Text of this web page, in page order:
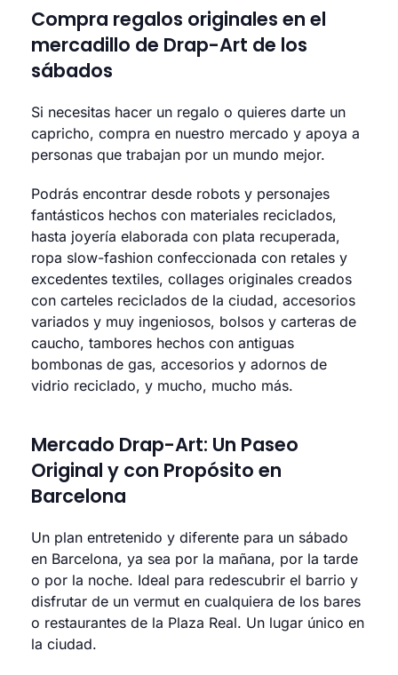
Compra regalos originales en el
mercadillo de Drap-Art de los
sábados
Si necesitas hacer un regalo o quieres darte un
capricho, compra en nuestro mercado y apoya a
personas que trabajan por un mundo mejor.
Podrás encontrar desde robots y personajes
fantásticos hechos con materiales reciclados,
hasta joyería elaborada con plata recuperada,
ropa slow-fashion confeccionada con retales y
excedentes textiles, collages originales creados
con carteles reciclados de la ciudad, accesorios
variados y muy ingeniosos, bolsos y carteras de
caucho, tambores hechos con antiguas
bombonas de gas, accesorios y adornos de
vidrio reciclado, y mucho, mucho más.
Mercado Drap-Art: Un Paseo
Original y con Propósito en
Barcelona
Un plan entretenido y diferente para un sábado
en Barcelona, ya sea por la mañana, por la tarde
o por la noche. Ideal para redescubrir el barrio y
disfrutar de un vermut en cualquiera de los bares
o restaurantes de la Plaza Real. Un lugar único en
la ciudad.